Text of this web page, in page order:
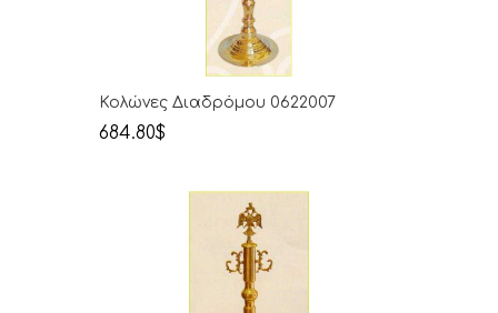
Κολώνες Διαδρόμου 0622007
684.80$